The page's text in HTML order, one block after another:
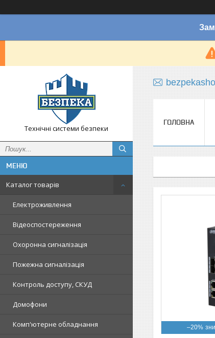
Технічні системи безпеки
Каталог товарів
Електроживлення
Відеоспостереження
Охоронна сигналізація
Пожежна сигналізація
Контроль доступу, СКУД
Домофони
Комп'ютерне обладнання
ГОЛОВНА
–20%